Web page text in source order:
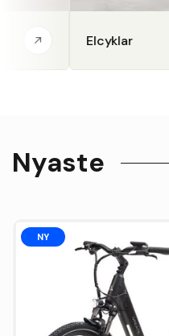
Elcyklar
Nyaste
NY